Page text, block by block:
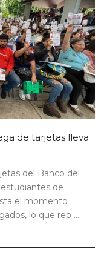
de tarjetas lleva
del Banco del
de
el momento
lo que rep ...